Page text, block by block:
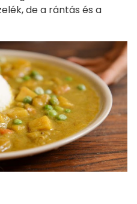
de a rántás és a